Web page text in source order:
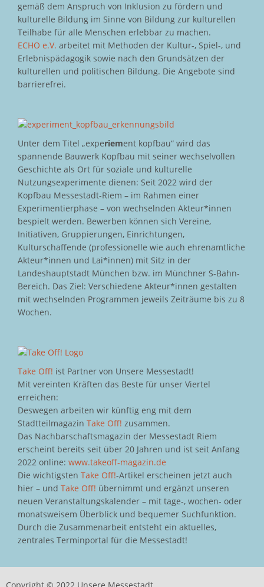
gemäß dem Anspruch von Inklusion zu fördern und
kulturelle Bildung im Sinne von Bildung zur kulturellen
Teilhabe für alle Menschen erlebbar zu machen.
ECHO e.V. arbeitet mit Methoden der Kultur-, Spiel-, und
Erlebnispädagogik sowie nach den Grundsätzen der
kulturellen und politischen Bildung. Die Angebote sind
barrierefrei.
Unter dem Titel „experiement kopfbau“ wird das
spannende Bauwerk Kopfbau mit seiner wechselvollen
Geschichte als Ort für soziale und kulturelle
Nutzungsexperimente dienen: Seit 2022 wird der
Kopfbau Messestadt-Riem – im Rahmen einer
Experimentierphase – von wechselnden Akteur*innen
bespielt werden. Bewerben können sich Vereine,
Initiativen, Gruppierungen, Einrichtungen,
Kulturschaffende (professionelle wie auch ehrenamtliche
Akteur*innen und Lai*innen) mit Sitz in der
Landeshauptstadt München bzw. im Münchner S-Bahn-
Bereich. Das Ziel: Verschiedene Akteur*innen gestalten
mit wechselnden Programmen jeweils Zeiträume bis zu 8
Wochen.
Take Off! ist Partner von Unsere Messestadt!
Mit vereinten Kräften das Beste für unser Viertel
erreichen:
Deswegen arbeiten wir künftig eng mit dem
Stadtteilmagazin Take Off! zusammen.
Das Nachbarschaftsmagazin der Messestadt Riem
erscheint bereits seit über 20 Jahren und ist seit Anfang
2022 online: www.takeoff-magazin.de
Die wichtigsten Take Off!-Artikel erscheinen jetzt auch
hier – und Take Off! übernimmt und ergänzt unseren
neuen Veranstaltungskalender – mit tage-, wochen- oder
monatsweisem Überblick und bequemer Suchfunktion.
Durch die Zusammenarbeit entsteht ein aktuelles,
zentrales Terminportal für die Messestadt!